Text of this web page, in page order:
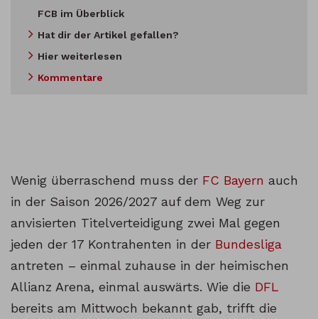
FCB im Überblick
Hat dir der Artikel gefallen?
Hier weiterlesen
Kommentare
Wenig überraschend muss der FC Bayern auch
in der Saison 2026/2027 auf dem Weg zur
anvisierten Titelverteidigung zwei Mal gegen
jeden der 17 Kontrahenten in der Bundesliga
antreten – einmal zuhause in der heimischen
Allianz Arena, einmal auswärts. Wie die DFL
bereits am Mittwoch bekannt gab, trifft die